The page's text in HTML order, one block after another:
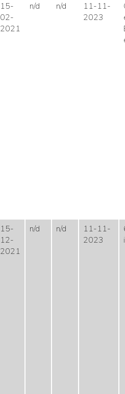
15-
02-
2021
n/d n/d
11-11-
2023
15-
12-
2021
n/d n/d
11-11-
2023